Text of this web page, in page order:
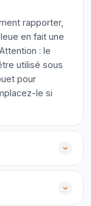
rapporter,
en fait une
: le
utilisé sous
pour
le si